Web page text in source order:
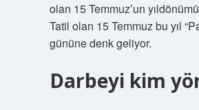
olan 15 Temmuz’un
Tatil olan 15 Temmuz bu yıl
gününe denk geliyor.
Darbeyi kim